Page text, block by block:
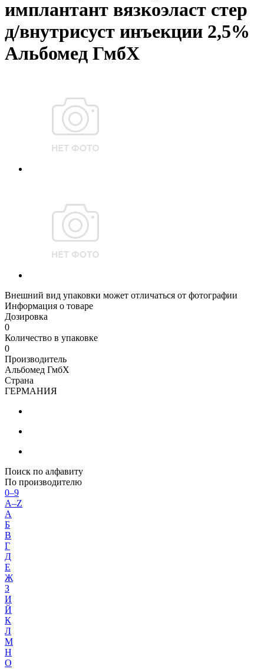
имплантант вязкоэласт стер
д/внутрисуст инъекции 2,5%
Альбомед ГмбХ
Внешний вид упаковки может отличаться от фотографии
Информация о товаре
Дозировка
0
Количество в упаковке
0
Производитель
Альбомед ГмбХ
Страна
ГЕРМАНИЯ
Поиск по алфавиту
По производителю
0–9
A–Z
А
Б
В
Г
Д
Е
Ж
З
И
Й
К
Л
М
Н
О